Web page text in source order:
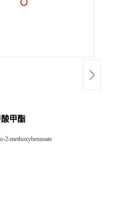
甲酯
2-methoxybenzoate